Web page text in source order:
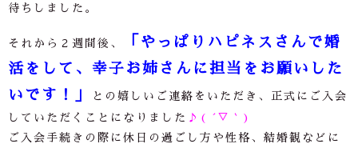
待ちしました。
それから２週間後、
「やっぱりハピネスさんで婚
活をして、幸子お姉さんに担当をお願いした
いです！」
との嬉しいご連絡をいただき、正式にご入会
していただくことになりました ♪( ´▽｀)
ご入会手続きの際に休日の過ごし方や性格、結婚観などに